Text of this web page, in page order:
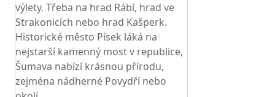
výlety. Třeba na hrad Rábí, hrad ve
Strakonicích nebo hrad Kašperk.
Historické město Písek láká na
nejstarší kamenný most v republice,
Šumava nabízí krásnou přírodu,
zejména nádherné Povydří nebo